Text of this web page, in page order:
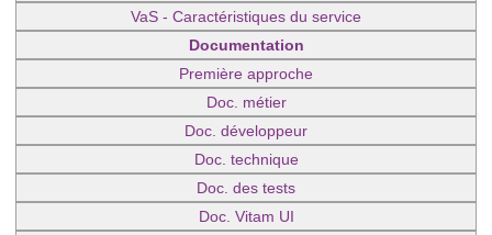
VaS - Caractéristiques du service
Documentation
Première approche
Doc. métier
Doc. développeur
Doc. technique
Doc. des tests
Doc. Vitam UI